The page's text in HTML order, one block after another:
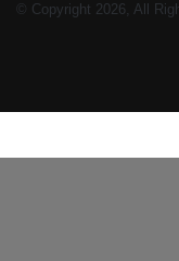
© Copyright 2026, All